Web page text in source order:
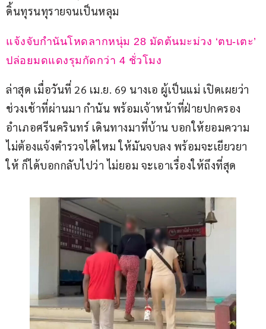
ดิ้นทุรนทุรายจนเป็นหลุม
แจ้งจับกำนันโหดลากหนุ่ม 28 มัดต้นมะม่วง ‘ตบ-เตะ’
ปล่อยมดแดงรุมกัดกว่า 4 ชั่วโมง
ล่าสุด เมื่อวันที่ 26 เม.ย. 69 นางเอ ผู้เป็นแม่ เปิดเผยว่า
ช่วงเช้าที่ผ่านมา กำนัน พร้อมเจ้าหน้าที่ฝ่ายปกครอง
อำเภอศรีนครินทร์ เดินทางมาที่บ้าน บอกให้ยอมความ
ไม่ต้องแจ้งตำรวจได้ไหม ให้มันจบลง พร้อมจะเยียวยา
ให้ ก็ได้บอกกลับไปว่า ไม่ยอม จะเอาเรื่องให้ถึงที่สุด